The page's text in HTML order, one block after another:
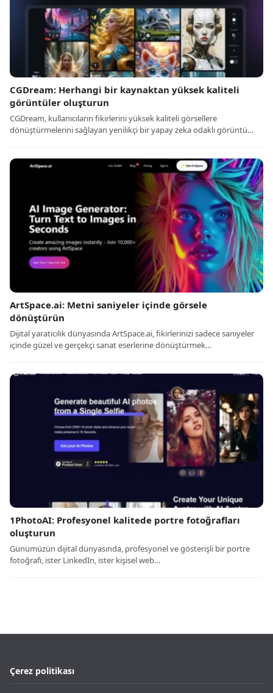
CGDream: Herhangi bir kaynaktan yüksek kaliteli
görüntüler oluşturun
CGDream, kullanıcıların fikirlerini yüksek kaliteli görsellere
dönüştürmelerini sağlayan yenilikçi bir yapay zeka odaklı görüntü…
ArtSpace.ai: Metni saniyeler içinde görsele
dönüştürün
Dijital yaratıcılık dünyasında ArtSpace.ai, fikirlerinizi sadece saniyeler
içinde güzel ve gerçekçi sanat eserlerine dönüştürmek…
1PhotoAI: Profesyonel kalitede portre fotoğrafları
oluşturun
Günümüzün dijital dünyasında, profesyonel ve gösterişli bir portre
fotoğrafı, ister LinkedIn, ister kişisel web…
Çerez politikası